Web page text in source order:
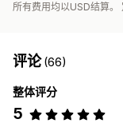
所有费用均以USD结算。
评论(66)
整体评分
5